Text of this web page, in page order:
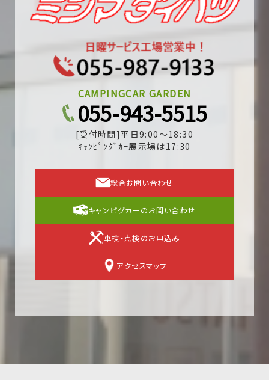
CAMPINGCAR GARDEN
055-943-5515
[受付時間]平日9:00～18:30
ｷｬﾝﾋﾟﾝｸﾞｶｰ展示場は17:30
総合お問い合わせ
キャンピグカーのお問い合わせ
車検・点検のお申込み
アクセスマップ